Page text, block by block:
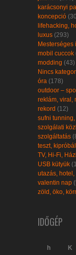
karácsonyi
koncepció
lifehacking,
luxus (293)
mobil cuccok
modding (43)
Nincs
óra (178)
outdoor –
reklám, viral,
rekord (12)
sufni tunning,
szolgálati
szolgáltatás
teszt,
TV, Hi-Fi,
USB kütyük
utazás,
valentin nap
zöld, öko,
IDŐGÉP
h
K